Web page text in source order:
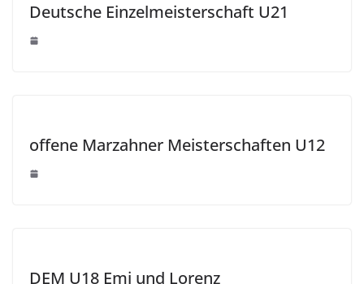
Deutsche Einzelmeisterschaft U21
offene Marzahner Meisterschaften U12
DEM U18 Emi und Lorenz